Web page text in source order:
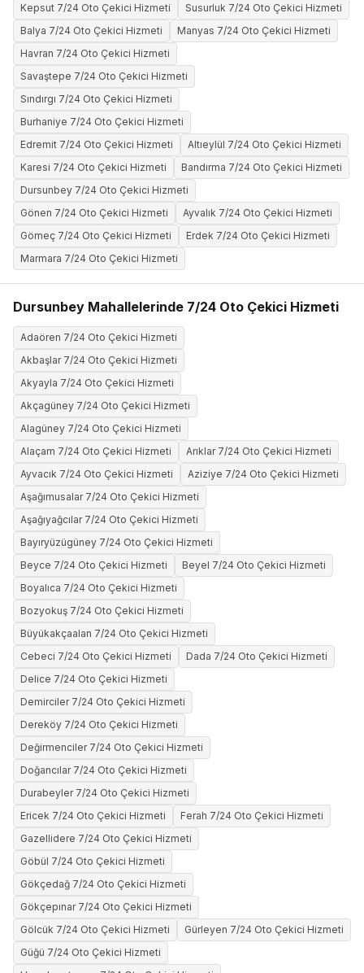
Kepsut 7/24 Oto Çekici Hizmeti
Susurluk 7/24 Oto Çekici Hizmeti
Balya 7/24 Oto Çekici Hizmeti
Manyas 7/24 Oto Çekici Hizmeti
Havran 7/24 Oto Çekici Hizmeti
Savaştepe 7/24 Oto Çekici Hizmeti
Sındırgı 7/24 Oto Çekici Hizmeti
Burhaniye 7/24 Oto Çekici Hizmeti
Edremit 7/24 Oto Çekici Hizmeti
Altıeylül 7/24 Oto Çekici Hizmeti
Karesi 7/24 Oto Çekici Hizmeti
Bandırma 7/24 Oto Çekici Hizmeti
Dursunbey 7/24 Oto Çekici Hizmeti
Gönen 7/24 Oto Çekici Hizmeti
Ayvalık 7/24 Oto Çekici Hizmeti
Gömeç 7/24 Oto Çekici Hizmeti
Erdek 7/24 Oto Çekici Hizmeti
Marmara 7/24 Oto Çekici Hizmeti
Dursunbey Mahallelerinde 7/24 Oto Çekici Hizmeti
Adaören 7/24 Oto Çekici Hizmeti
Akbaşlar 7/24 Oto Çekici Hizmeti
Akyayla 7/24 Oto Çekici Hizmeti
Akçagüney 7/24 Oto Çekici Hizmeti
Alagüney 7/24 Oto Çekici Hizmeti
Alaçam 7/24 Oto Çekici Hizmeti
Arıklar 7/24 Oto Çekici Hizmeti
Ayvacık 7/24 Oto Çekici Hizmeti
Aziziye 7/24 Oto Çekici Hizmeti
Aşağımusalar 7/24 Oto Çekici Hizmeti
Aşağıyağcılar 7/24 Oto Çekici Hizmeti
Bayıryüzügüney 7/24 Oto Çekici Hizmeti
Beyce 7/24 Oto Çekici Hizmeti
Beyel 7/24 Oto Çekici Hizmeti
Boyalıca 7/24 Oto Çekici Hizmeti
Bozyokuş 7/24 Oto Çekici Hizmeti
Büyükakçaalan 7/24 Oto Çekici Hizmeti
Cebeci 7/24 Oto Çekici Hizmeti
Dada 7/24 Oto Çekici Hizmeti
Delice 7/24 Oto Çekici Hizmeti
Demirciler 7/24 Oto Çekici Hizmeti
Dereköy 7/24 Oto Çekici Hizmeti
Değirmenciler 7/24 Oto Çekici Hizmeti
Doğancılar 7/24 Oto Çekici Hizmeti
Durabeyler 7/24 Oto Çekici Hizmeti
Ericek 7/24 Oto Çekici Hizmeti
Ferah 7/24 Oto Çekici Hizmeti
Gazellidere 7/24 Oto Çekici Hizmeti
Göbül 7/24 Oto Çekici Hizmeti
Gökçedağ 7/24 Oto Çekici Hizmeti
Gökçepınar 7/24 Oto Çekici Hizmeti
Gölcük 7/24 Oto Çekici Hizmeti
Gürleyen 7/24 Oto Çekici Hizmeti
Güğü 7/24 Oto Çekici Hizmeti